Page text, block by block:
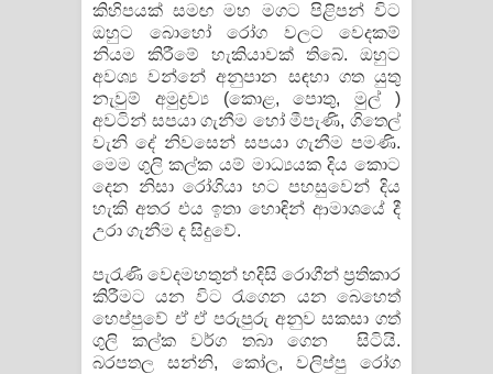
කිහිපයක් සමඟ මහ මගට පිළිපන් විට
ඔහුට බොහෝ රෝග වලට වෙදකම්
නියම කිරීමේ හැකියාවක් තිබේ. ඔහුට
අවශ්‍ය වන්නේ අනුපාන සඳහා ගත යුතු
නැවුම් අමුද්‍රව්‍ය (කොළ, පොතු, මුල් )
අවටින් සපයා ගැනීම හෝ මීපැණි, ගිතෙල්
වැනි දේ නිවසෙන් සපයා ගැනීම පමණි.
මෙම ගුලි කල්ක යම් මාධ්‍යයක දිය කොට
දෙන නිසා රෝගියා හට පහසුවෙන් දිය
හැකි අතර එය ඉතා හොඳින් ආමාශයේ දී
උරා ගැනීම ද සිදුවේ.
පැරැණි වෙදමහතුන් හදිසි රොගීන් ප්‍රතිකාර
කිරීමට යන විට රැගෙන යන බෙහෙත්
හෙප්පුවේ ඒ ඒ පරුපුරු අනුව සකසා ගත්
ගුලි කල්ක වර්ග තබා ගෙන සිටියි.
බරපතල සන්නි, කෝල, වලිප්පු රෝග